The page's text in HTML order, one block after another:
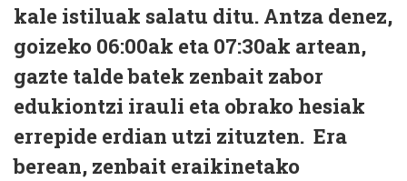
kale istiluak salatu ditu. Antza denez,
goizeko 06:00ak eta 07:30ak artean,
gazte talde batek zenbait zabor
edukiontzi irauli eta obrako hesiak
errepide erdian utzi zituzten. Era
berean, zenbait eraikinetako